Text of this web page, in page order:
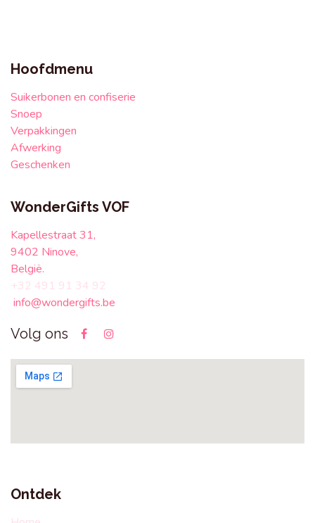
Hoofdmenu
Suikerbonen en confiserie
Snoep
Verpakkingen
Afwerking
Geschenken
WonderGifts VOF
Kapellestraat 31,
9402 Ninove,
België.
+32 491 91 34 92
info@wondergifts.be
Volg ons
Ontdek